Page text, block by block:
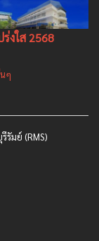
งใส 2568
ๆ
รัมย์ (RMS)